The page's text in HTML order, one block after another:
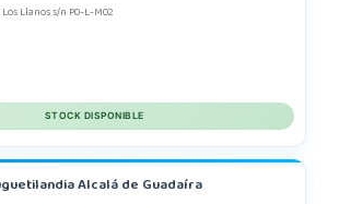
Llanos s/n P0-L-M02
STOCK DISPONIBLE
Alcalá de Guadaíra